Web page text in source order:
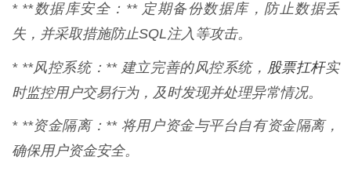
* **数据库安全：** 定期备份数据库，防止数据丢
失，并采取措施防止SQL注入等攻击。
* **风控系统：** 建立完善的风控系统， 股票扛杆实
时监控用户交易行为，及时发现并处理异常情况。
* **资金隔离：** 将用户资金与平台自有资金隔离，
确保用户资金安全。